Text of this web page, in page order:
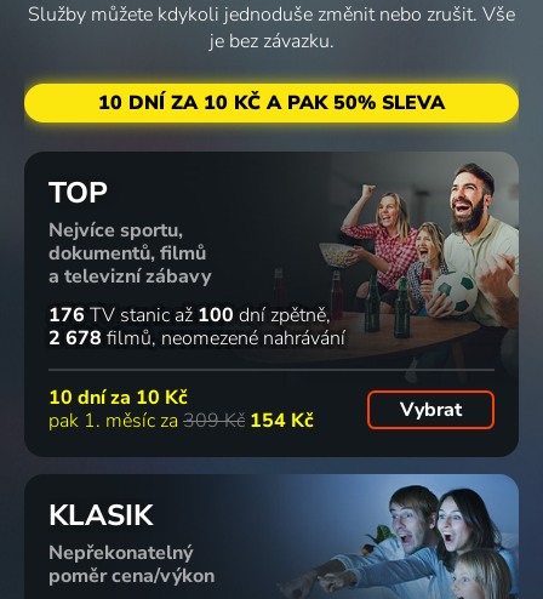
Služby můžete kdykoli jednoduše změnit nebo zrušit. Vše
je bez závazku.
10 DNÍ ZA 10 KČ A PAK 50% SLEVA
TOP
Nejvíce sportu,
dokumentů, filmů
a televizní zábavy
176 TV stanic až 100 dní zpětně
2 678 filmů neomezené nahrávání
10 dní za 10 Kč
pak 1. měsíc za 309 Kč 154 Kč Vybrat
KLASIK
Nepřekonatelný
poměr cena/výkon